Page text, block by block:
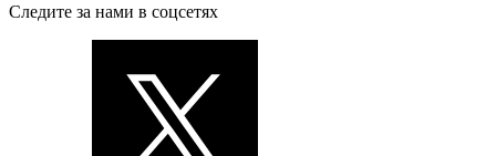
Следите за нами в соцсетях